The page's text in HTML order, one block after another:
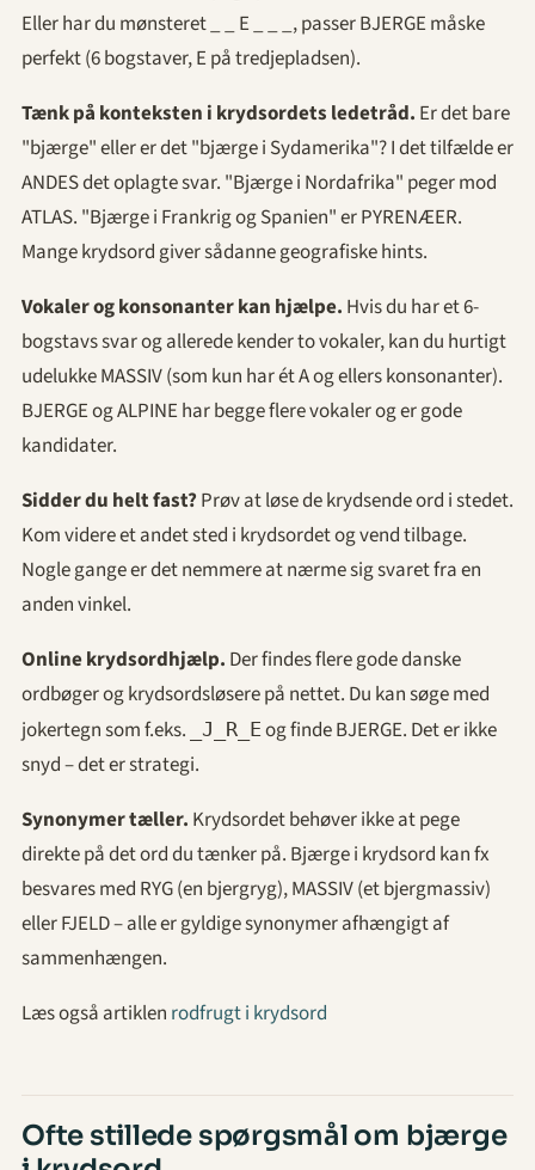
Eller har du mønsteret _ _ E _ _ _, passer BJERGE måske
perfekt (6 bogstaver, E på tredjepladsen).
Tænk på konteksten i krydsordets ledetråd. Er det bare
"bjærge" eller er det "bjærge i Sydamerika"? I det tilfælde er
ANDES det oplagte svar. "Bjærge i Nordafrika" peger mod
ATLAS. "Bjærge i Frankrig og Spanien" er PYRENÆER.
Mange krydsord giver sådanne geografiske hints.
Vokaler og konsonanter kan hjælpe. Hvis du har et 6-
bogstavs svar og allerede kender to vokaler, kan du hurtigt
udelukke MASSIV (som kun har ét A og ellers konsonanter).
BJERGE og ALPINE har begge flere vokaler og er gode
kandidater.
Sidder du helt fast? Prøv at løse de krydsende ord i stedet.
Kom videre et andet sted i krydsordet og vend tilbage.
Nogle gange er det nemmere at nærme sig svaret fra en
anden vinkel.
Online krydsordhjælp. Der findes flere gode danske
ordbøger og krydsordsløsere på nettet. Du kan søge med
jokertegn som f.eks.
_J_R_Eog finde BJERGE. Det er ikke
snyd – det er strategi.
Synonymer tæller. Krydsordet behøver ikke at pege
direkte på det ord du tænker på. Bjærge i krydsord kan fx
besvares med RYG (en bjergryg), MASSIV (et bjergmassiv)
eller FJELD – alle er gyldige synonymer afhængigt af
sammenhængen.
Læs også artiklen rodfrugt i krydsord
Ofte stillede spørgsmål om bjærge